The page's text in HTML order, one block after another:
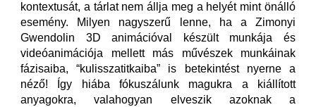
kontextusát, a tárlat nem állja meg a helyét mint önálló
esemény. Milyen nagyszerű lenne, ha a Zimonyi
Gwendolin 3D animációval készült munkája és
videóanimációja mellett más művészek munkáinak
fázisaiba, “kulisszatitkaiba” is betekintést nyerne a
néző! Így hiába fókuszálunk magukra a kiállított
anyagokra, valahogyan elveszik azoknak a